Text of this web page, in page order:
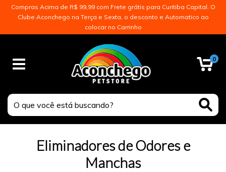
Compras Acima de R$ 99,99 com Frete grátis para Curitiba Capital. O
Clube Aconchego na Terça e Sexta, o desconto e Automatico ao
colocar no Carrinho
0
Eliminadores de Odores e
Manchas